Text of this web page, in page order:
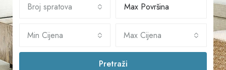
Broj spratova
Min Cijena Max Cijena
Pretraži